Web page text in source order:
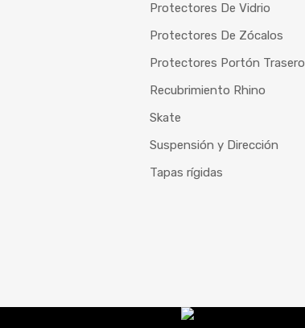
Protectores De Vidrio
Protectores De Zócalos
Protectores Portón Trasero
Recubrimiento Rhino
Skate
Suspensión y Dirección
Tapas rígidas